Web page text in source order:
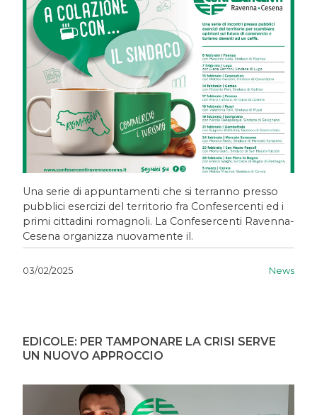
Una serie di appuntamenti che si terranno presso
pubblici esercizi del territorio fra Confesercenti ed i
primi cittadini romagnoli. La Confesercenti Ravenna-
Cesena organizza nuovamente il.
03/02/2025 News
EDICOLE: PER TAMPONARE LA CRISI SERVE
UN NUOVO APPROCCIO